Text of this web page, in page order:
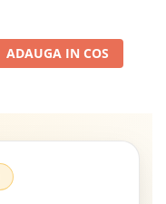
ADAUGA IN COS